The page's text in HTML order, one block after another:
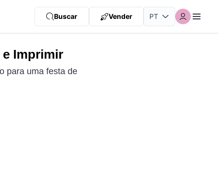
Buscar Vender
e Imprimir
para uma festa de